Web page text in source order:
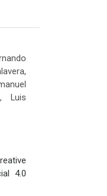
Luis
4.0